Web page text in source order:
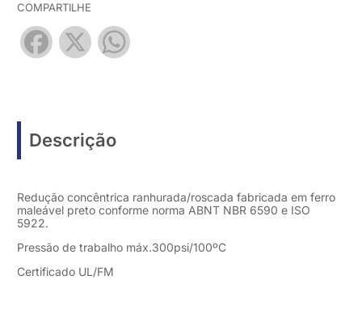
COMPARTILHE
Facebook
X
Descrição
Redução concêntrica ranhurada/roscada fabricada em ferro
maleável preto conforme norma ABNT NBR 6590 e ISO
5922.
Pressão de trabalho máx.300psi/100ºC
Certificado UL/FM